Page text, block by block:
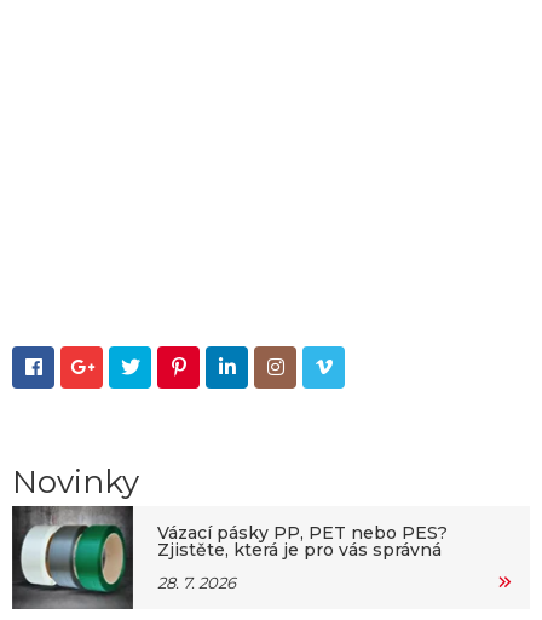
      
Novinky
Vázací pásky PP, PET nebo PES?
Zjistěte, která je pro vás správná
28. 7. 2026